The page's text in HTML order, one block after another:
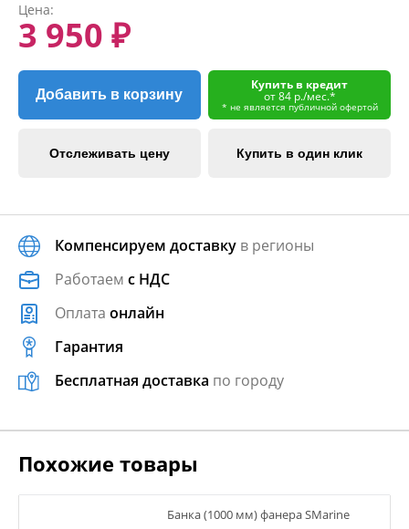
Цена:
3 950 ₽
Добавить в корзину
Купить в кредит
от 84 р./мес.*
* не является публичной офертой
Отслеживать цену Купить в один клик
Компенсируем доставку в регионы
Работаем с НДС
Оплата онлайн
Гарантия
Бесплатная доставка по городу
Похожие товары
Банка (1000 мм) фанера SMarine